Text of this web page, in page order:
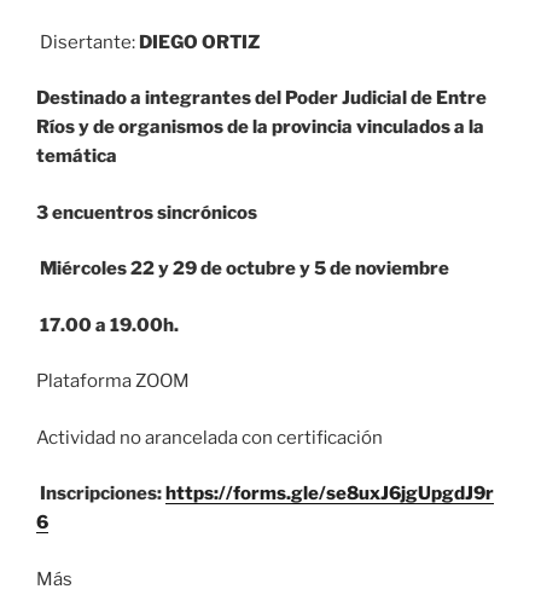
Disertante: DIEGO ORTIZ
Destinado a integrantes del Poder Judicial de Entre
Ríos y de organismos de la provincia vinculados a la
temática
3 encuentros sincrónicos
Miércoles 22 y 29 de octubre y 5 de noviembre
17.00 a 19.00h.
Plataforma ZOOM
Actividad no arancelada con certificación
Inscripciones:https://forms.gle/se8uxJ6jgUpgdJ9r
6
Más